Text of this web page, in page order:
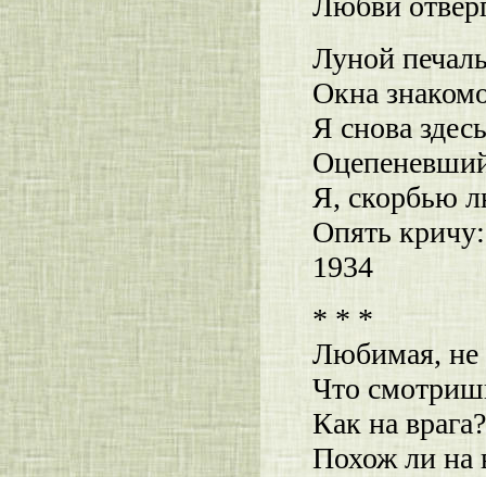
Луной
Окна
Я снова
Я, скорбью
Опять
1934
* * *
Любимая, не
Что
Как на
Похож ли на